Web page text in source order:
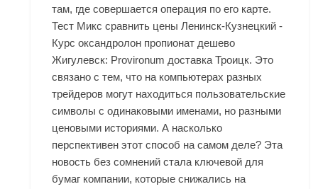
там, где совершается операция по его карте.
Тест Микс сравнить цены Ленинск-Кузнецкий -
Курс оксандролон пропионат дешево
Жигулевск: Provironum доставка Троицк. Это
связано с тем, что на компьютерах разных
трейдеров могут находиться пользовательские
символы с одинаковыми именами, но разными
ценовыми историями. А насколько
перспективен этот способ на самом деле? Эта
новость без сомнений стала ключевой для
бумаг компании, которые снижались на